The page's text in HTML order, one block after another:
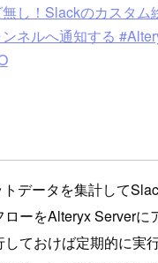
し！Slackのカスタム
ネルへ通知する
データを集計して
ーをAlteryx Serverに
ておけば定期的に実